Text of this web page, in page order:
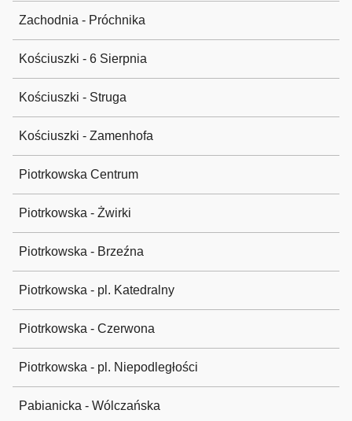
Zachodnia - Próchnika
Kościuszki - 6 Sierpnia
Kościuszki - Struga
Kościuszki - Zamenhofa
Piotrkowska Centrum
Piotrkowska - Żwirki
Piotrkowska - Brzeźna
Piotrkowska - pl. Katedralny
Piotrkowska - Czerwona
Piotrkowska - pl. Niepodległości
Pabianicka - Wólczańska